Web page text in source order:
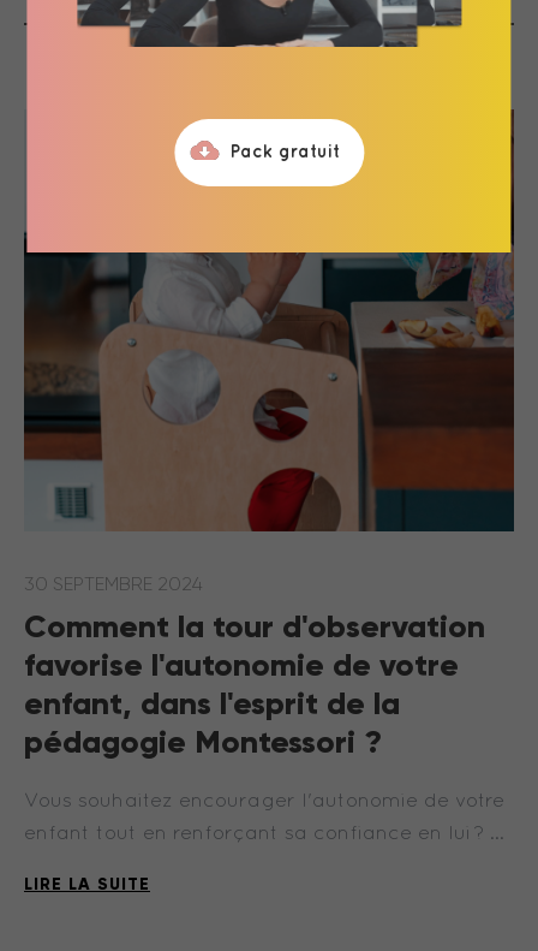
30 SEPTEMBRE 2024
Comment la tour d'observation
favorise l'autonomie de votre
enfant, dans l'esprit de la
pédagogie Montessori ?
Vous souhaitez encourager l'autonomie de votre
enfant tout en renforçant sa confiance en lui ? …
LIRE LA SUITE
Pack gratuit